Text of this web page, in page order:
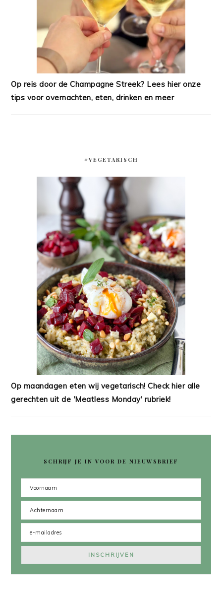
Op reis door de Champagne Streek? Lees hier onze
tips voor overnachten, eten, drinken en meer
#VEGETARISCH
Op maandagen eten wij vegetarisch! Check hier alle
gerechten uit de 'Meatless Monday' rubriek!
SCHRIJF JE IN VOOR DE NIEUWSBRIEF